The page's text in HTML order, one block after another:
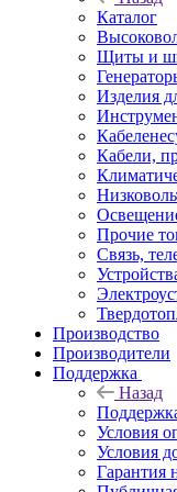
Каталог
Щиты и
Изделия
Кабели,
Прочие
Связь,
Производство
Производители
Поддержка
Назад
Условия
Условия
Гарантия